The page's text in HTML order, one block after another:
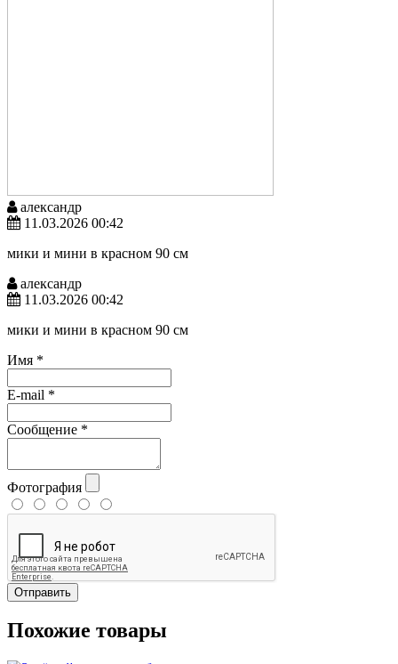
александр
11.03.2026 00:42
мики и мини в красном 90 см
александр
11.03.2026 00:42
мики и мини в красном 90 см
Имя *
E-mail *
Сообщение *
Фотография
Отправить
Похожие товары